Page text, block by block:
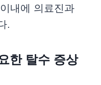
내에 의료진과
.
한 탈수 증상